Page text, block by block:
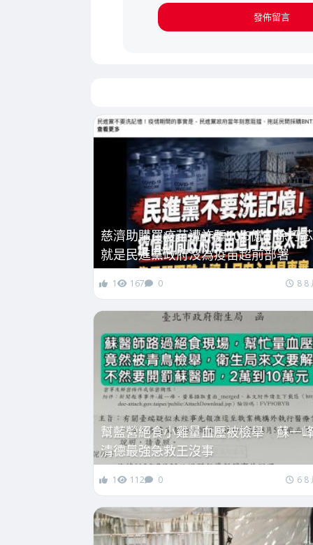
慈濟助購買疫苗遭詐騙10.6億！徐巧
就是民進黨政府沒為疫苗超前部署
1 167 0 8 8
幫藍營絕食小雞量血壓被檢舉 蘇一
清德最強急救王沒事
1 112 0 6 8